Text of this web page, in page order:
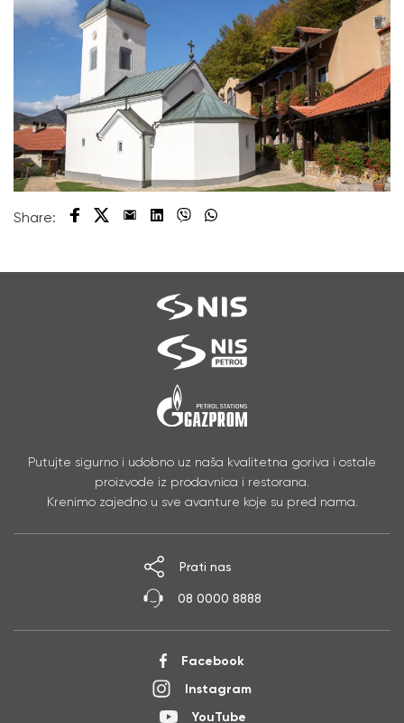
Share:
Putujte sigurno i udobno uz naša kvalitetna goriva i ostale
proizvode iz prodavnica i restorana.
Krenimo zajedno u sve avanture koje su pred nama.
Facebook
Instagram
YouTube
Prati nas
08 0000 8888